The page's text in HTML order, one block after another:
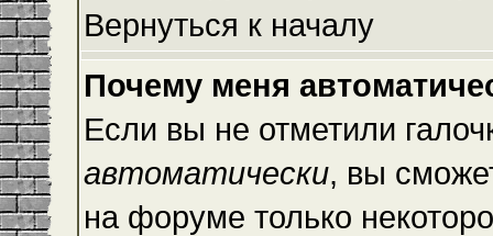
Вернуться к началу
Почему меня
Если вы не отметили
автоматически, вы
на форуме только